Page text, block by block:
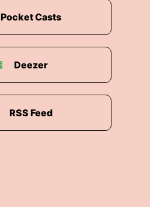
Pocket Casts
Deezer
RSS Feed